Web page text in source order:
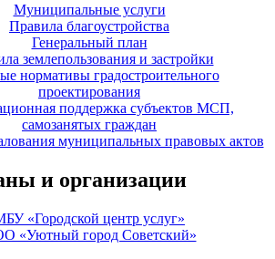
Муниципальные услуги
Правила благоустройства
Генеральный план
землепользования и застройки
нормативы градостроительного
проектирования
поддержка субъектов МСП,
самозанятых граждан
муниципальных правовых актов
и организации
«Городской центр услуг»
«Уютный город Советский»